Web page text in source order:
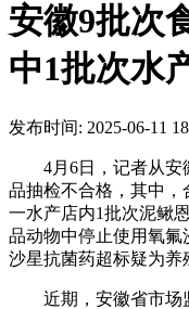
安徽9批次
中1批次水
发布时间: 2025-06-11
4月6日，记者从安
品抽检不合格，其中
一水产店内1批次泥鳅
品动物中停止使用氧
沙星抗菌药超标疑为养
近期，安徽省市场监